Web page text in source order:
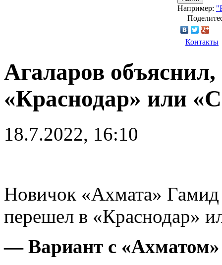
Например:
Контакты
Агаларов
«Краснодар» или
18.7.2022, 16:10
Новичок «Ахмата» Гамид
перешел в «Краснодар»
— Вариант с